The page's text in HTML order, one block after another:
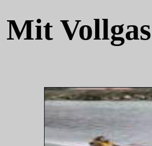
Mit